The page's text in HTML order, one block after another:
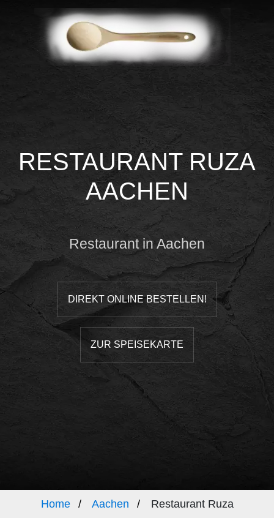
RESTAURANT RUZA
AACHEN
Restaurant in Aachen
DIREKT ONLINE BESTELLEN!
ZUR SPEISEKARTE
Home Aachen Restaurant Ruza